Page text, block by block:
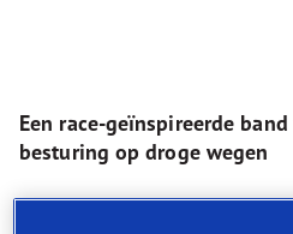
Een race-geïnspireerde
besturing op droge wegen